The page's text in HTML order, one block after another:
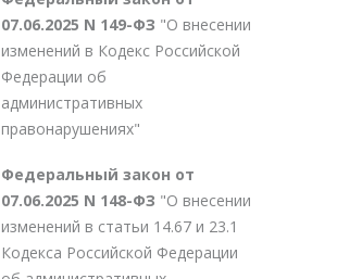
07.06.2025 N 149-ФЗ "О внесении
изменений в Кодекс Российской
Федерации об
административных
правонарушениях"
Федеральный закон от
07.06.2025 N 148-ФЗ "О внесении
изменений в статьи 14.67 и 23.1
Кодекса Российской Федерации